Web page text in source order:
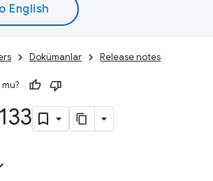
Dokümanlar Release notes